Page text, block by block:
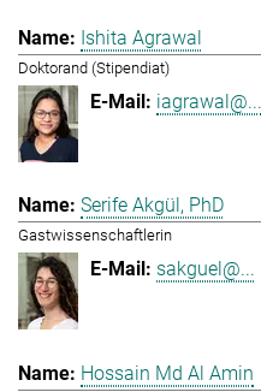
Ishita Agrawal
Doktorand (Stipendiat)
iagrawal@...
Serife Akgül, PhD
Gastwissenschaftlerin
sakguel@...
Hossain Md Al Amin